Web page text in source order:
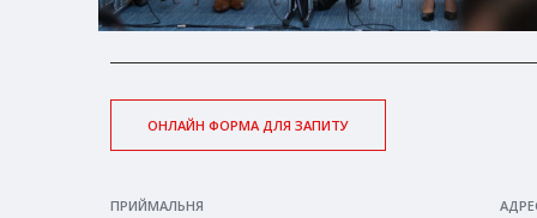
ОНЛАЙН ФОРМА ДЛЯ ЗАПИТУ
ПРИЙМАЛЬНЯ